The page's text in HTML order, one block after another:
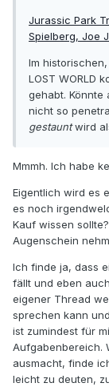
Jurassic Park
Spielberg, Joe
Im
LOST WORLD
gehabt. Könnte
nicht so
gestauntwird
Mmmh. Ich habe
Eigentlich wird es
es noch
Kauf wissen
Augenschein
Ich finde ja, dass
fällt und eben
eigener Thread
sprechen kann
ist zumindest für
Aufgabenbereich.
ausmacht, finde
leicht zu deuten,